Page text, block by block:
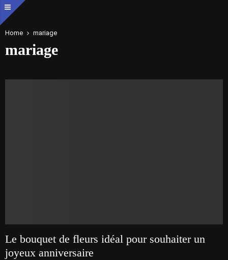
Home mariage
mariage
Le bouquet de fleurs idéal pour souhaiter un
joyeux anniversaire